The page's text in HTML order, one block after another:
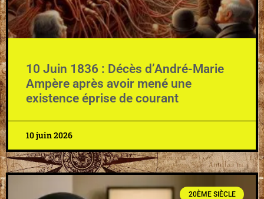
10 Juin 1836 : Décès d’André-Marie
Ampère après avoir mené une
existence éprise de courant
10 juin 2026
20ÈME SIÈCLE